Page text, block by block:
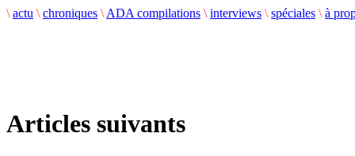
\ actu \ chroniques \ ADA compilations \ interviews \ spéciales \ à
Articles suivants